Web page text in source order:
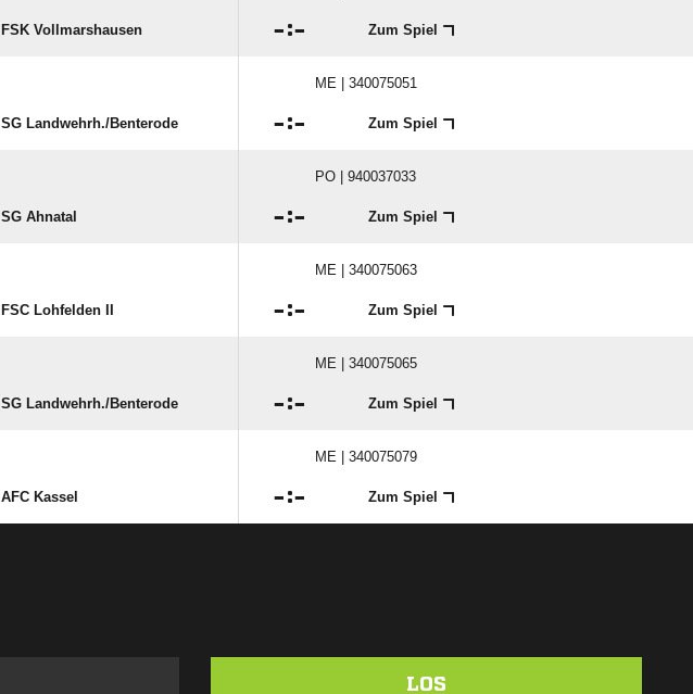
FSK Vollmarshausen : Zum Spiel
ME | 340075051
SG Landwehrh./​Benterode : Zum Spiel
PO | 940037033
SG Ahnatal : Zum Spiel
ME | 340075063
FSC Lohfelden II : Zum Spiel
ME | 340075065
SG Landwehrh./​Benterode : Zum Spiel
ME | 340075079
AFC Kassel : Zum Spiel
LOS